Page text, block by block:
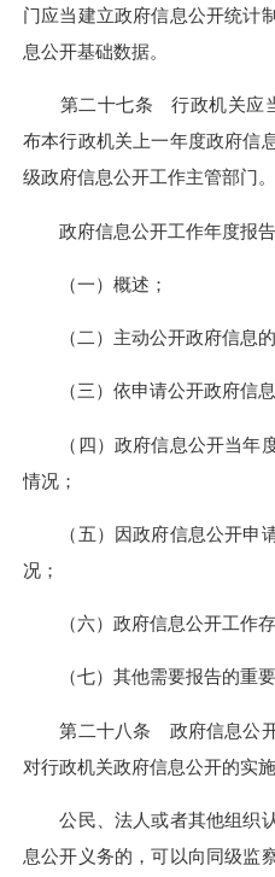
门应当建立政府信息公开统计
息公开基础数据。
第二十七条 行政机关应当
布本行政机关上一年度政府信
级政府信息公开工作主管部门。
政府信息公开工作年度报告
（一）概述；
（二）主动公开政府信息的
（三）依申请公开政府信息
（四）政府信息公开当年度
情况；
（五）因政府信息公开申请
况；
（六）政府信息公开工作存
（七）其他需要报告的重要
第二十八条 政府信息公开
对行政机关政府信息公开的实
公民、法人或者其他组织认
息公开义务的，可以向同级监